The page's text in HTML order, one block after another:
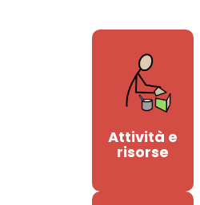
Attività e
risorse